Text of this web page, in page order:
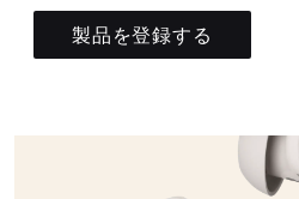
製品を登録する